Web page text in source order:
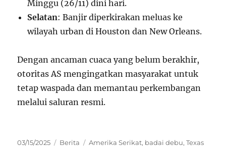
Minggu (26/11) dini hari.
Selatan: Banjir diperkirakan meluas ke
wilayah urban di Houston dan New Orleans.
Dengan ancaman cuaca yang belum berakhir,
otoritas AS mengingatkan masyarakat untuk
tetap waspada dan memantau perkembangan
melalui saluran resmi.
Posted
03/15/2025 Categories
Berita Tags
Amerika Serikat, badai debu,Texas